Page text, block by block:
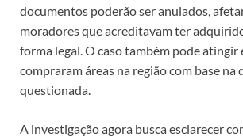
documentos poderão ser anulados,
moradores que acreditavam ter
forma legal. O caso também pode atingir
compraram áreas na região com base na
questionada.
A investigação agora busca esclarecer